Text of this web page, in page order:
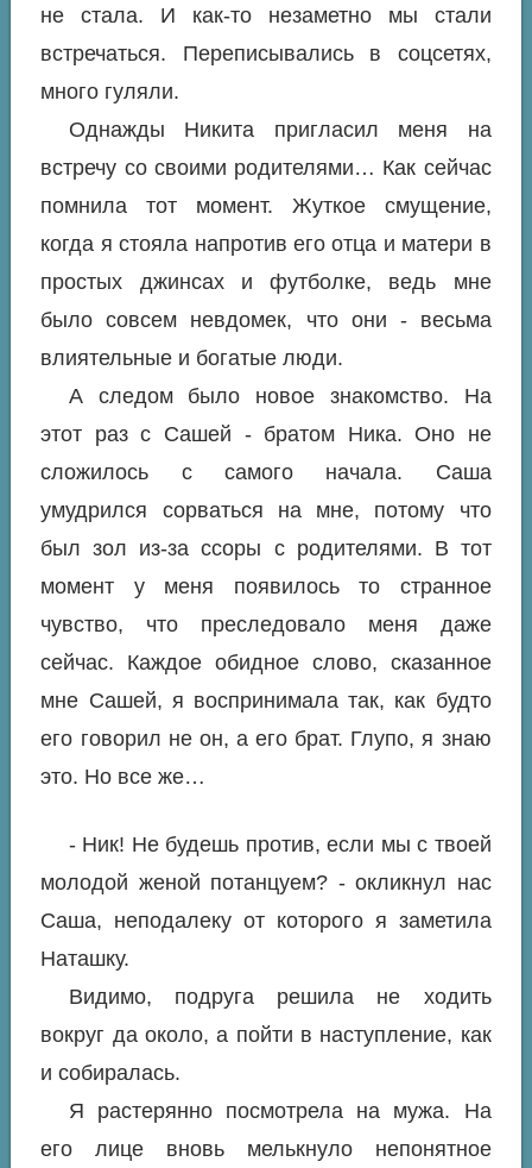
не стала. И как-то незаметно мы стали
встречаться. Переписывались в соцсетях,
много гуляли.
Однажды Никита пригласил меня на
встречу со своими родителями… Как сейчас
помнила тот момент. Жуткое смущение,
когда я стояла напротив его отца и матери в
простых джинсах и футболке, ведь мне
было совсем невдомек, что они - весьма
влиятельные и богатые люди.
А следом было новое знакомство. На
этот раз с Сашей - братом Ника. Оно не
сложилось с самого начала. Саша
умудрился сорваться на мне, потому что
был зол из-за ссоры с родителями. В тот
момент у меня появилось то странное
чувство, что преследовало меня даже
сейчас. Каждое обидное слово, сказанное
мне Сашей, я воспринимала так, как будто
его говорил не он, а его брат. Глупо, я знаю
это. Но все же…
- Ник! Не будешь против, если мы с твоей
молодой женой потанцуем? - окликнул нас
Саша, неподалеку от которого я заметила
Наташку.
Видимо, подруга решила не ходить
вокруг да около, а пойти в наступление, как
и собиралась.
Я растерянно посмотрела на мужа. На
его лице вновь мелькнуло непонятное